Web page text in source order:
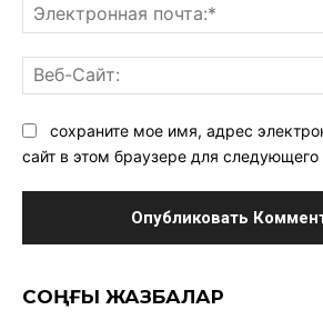
сохраните мое имя, адрес
сайт в этом браузере для
CОҢҒЫ ЖАЗБАЛАР